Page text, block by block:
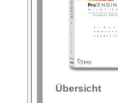
Übersicht